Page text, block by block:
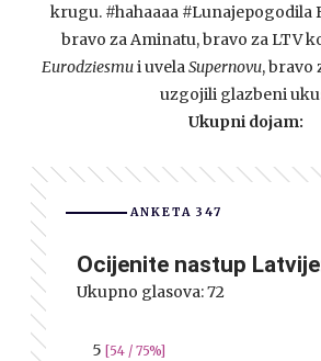
krugu. #hahaaaa #Lunajepogodila
bravo za Aminatu, bravo za LTV
Eurodziesmui uvela Supernovu, bravo
uzgojili glazbeni
Ukupni dojam:
ANKETA 347
Ocijenite nastup
Ukupno glasova:72
5 [54 / 75%]